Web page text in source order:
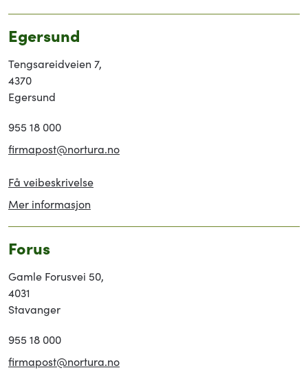
Egersund
Tengsareidveien 7,
4370
Egersund
955 18 000
firmapost@nortura.no
Få veibeskrivelse
Mer informasjon
Forus
Gamle Forusvei 50,
4031
Stavanger
955 18 000
firmapost@nortura.no